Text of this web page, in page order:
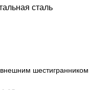
сталь
шестигранником